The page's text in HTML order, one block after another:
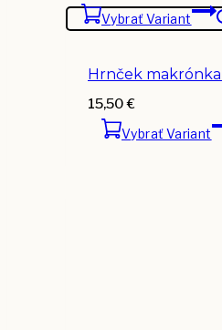
Vybrať Variant
Hrnček
15,50€
Vybrať Variant